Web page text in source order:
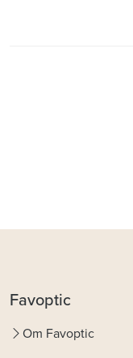
Favoptic
Om Favoptic